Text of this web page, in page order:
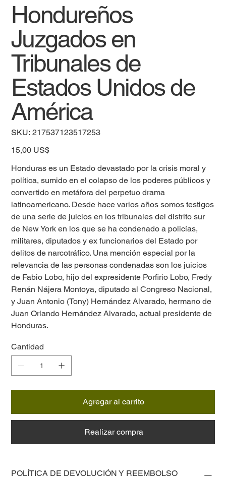
Hondureños
Juzgados en
Tribunales de
Estados Unidos de
América
SKU: SKU
217537123517253
217537123517253
Precio
15,00 US$
Honduras es un Estado devastado por la crisis moral y
política, sumido en el colapso de los poderes públicos y
convertido en metáfora del perpetuo drama
latinoamericano. Desde hace varios años somos testigos
de una serie de juicios en los tribunales del distrito sur
de New York en los que se ha condenado a policías,
militares, diputados y ex funcionarios del Estado por
delitos de narcotráfico. Una mención especial por la
relevancia de las personas condenadas son los juicios
de Fabio Lobo, hijo del expresidente Porfirio Lobo, Fredy
Renán Nájera Montoya, diputado al Congreso Nacional,
y Juan Antonio (Tony) Hernández Alvarado, hermano de
Juan Orlando Hernández Alvarado, actual presidente de
Honduras.
Cantidad
Agregar al carrito
Realizar compra
POLÍTICA DE DEVOLUCIÓN Y REEMBOLSO